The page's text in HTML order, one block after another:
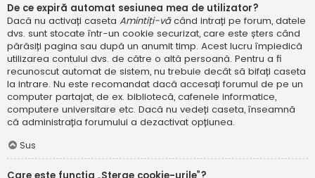
De ce expiră automat sesiunea mea de utilizator?
Dacă nu activați caseta Amintiți-văcând intrați pe forum, datele
dvs. sunt stocate într-un cookie securizat, care este șters când
părăsiți pagina sau după un anumit timp. Acest lucru împiedică
utilizarea contului dvs. de către o altă persoană. Pentru a fi
recunoscut automat de sistem, nu trebuie decât să bifați caseta
la intrare. Nu este recomandat dacă accesați forumul de pe un
computer partajat, de ex. bibliotecă, cafenele informatice,
computere universitare etc. Dacă nu vedeți caseta, înseamnă
că administrația forumului a dezactivat opțiunea.
Sus
Care este funcția „Șterge cookie-urile”?